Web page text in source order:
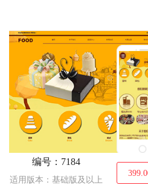
服装
能源
鲜花
编号：7184
适用版本：基础版及以上